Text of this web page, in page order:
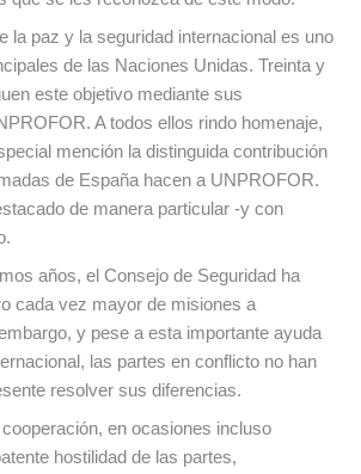
la paz y la seguridad internacional es uno
de las Naciones Unidas. Treinta y
este objetivo mediante sus
A todos ellos rindo homenaje,
mención la distinguida contribución
de España hacen a UNPROFOR.
de manera particular -y con
años, el Consejo de Seguridad ha
cada vez mayor de misiones a
y pese a esta importante ayuda
las partes en conflicto no han
resolver sus diferencias.
en ocasiones incluso
hostilidad de las partes,